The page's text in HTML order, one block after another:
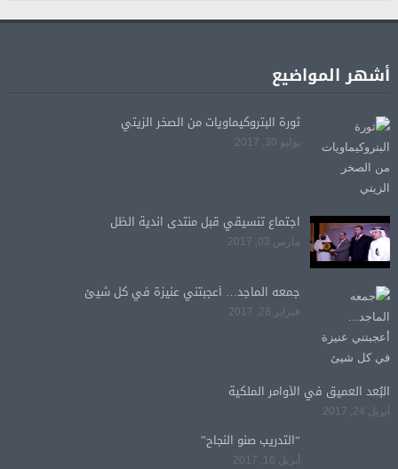
أشهر المواضيع
ثورة البتروكيماويات من الصخر الزيتي
يوليو 30, 2017
اجتماع تنسيقي قبل منتدى اندية الظل
مارس 03, 2017
جمعه الماجد… أعجبتني عنيزة في كل شيئ
فبراير 28, 2017
البُعد العميق في الأوامر الملكية
أبريل 24, 2017
“التدريب صنو النجاح”
أبريل 16, 2017